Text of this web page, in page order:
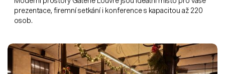
prezentace, firemní setkání i konference s kapacitou až 220
osob.